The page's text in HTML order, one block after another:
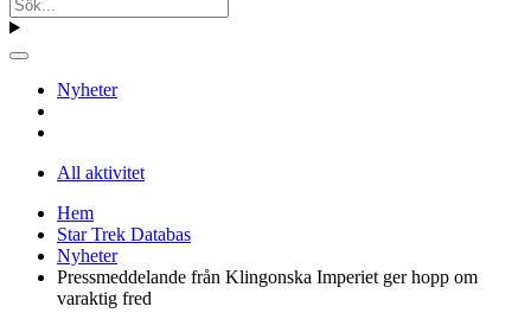
Nyheter
All aktivitet
Hem
Star Trek Databas
Nyheter
Pressmeddelande från Klingonska Imperiet ger hopp om
varaktig fred